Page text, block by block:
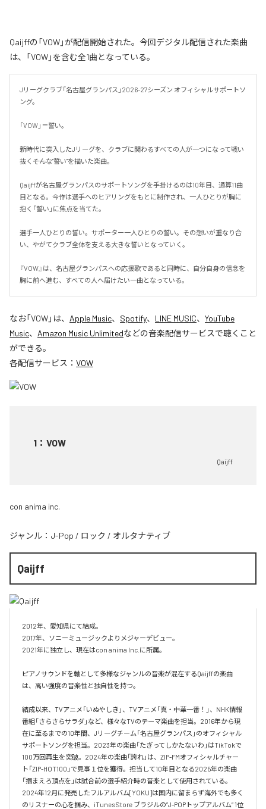
Qaijffの「VOW」が配信開始された。今回デジタル配信された楽曲
は、「VOW」を含む全1曲となっている。
Jリーグクラブ「名古屋グランパス」2026-27シーズン オフィシャルサポートソ
ング。
「VOW」＝誓い。
新時代に突入したJリーグを、クラブに関わるすべての人が一つになって戦い
抜く――そんな"誓い"を描いた楽曲。
Qaijffが名古屋グランパスのサポートソングを手掛けるのは10年目、通算11曲
目となる。今作は選手へのヒアリングをもとに制作され、一人ひとりが胸に
抱く「誓い」に焦点を当てた。
選手一人ひとりの誓い。サポーター一人ひとりの誓い。その想いが重なり合
い、やがてクラブ全体を支える大きな誓いとなっていく。
『VOW』は、名古屋グランパスへの応援歌であると同時に、自分自身の信念を
胸に前へ進む、すべての人へ届けたい一曲となっている。
なお「VOW」は、 Apple Music、 Spotify、 LINE MUSIC、 YouTube
Music、 Amazon Music Unlimitedなどの音楽配信サービスで聴くこと
ができる。
各配信サービス： VOW
1 ： VOW
Qaijff
con anima inc.
ジャンル： J-Pop / ロック / オルタナティブ
Qaijff
2012年、愛知県にて結成。
2017年、ソニーミュージックよりメジャーデビュー。
2021年に独立し、現在はcon anima Inc.に所属。
ピアノサウンドを軸として多様なジャンルの音楽が混在するQaijffの楽曲
は、高い強度の音楽性と独自性を持つ。
結成以来、TVアニメ「いぬやしき」、TVアニメ「真・中華一番！」、NHK情報
番組「さらさらサラダ」など、様々なTVのテーマ楽曲を担当。2016年から現
在に至るまでの10年間、Jリーグチーム「名古屋グランパス」のオフィシャル
サポートソングを担当。2023年の楽曲「たぎってしかたないわ」はTikTokで
100万回再生を突破。2024年の楽曲「誇れ」は、ZIP-FMオフィシャルチャー
ト「ZIP-HOT100」で見事１位を獲得。担当して10年目となる2025年の楽曲
「掴まえろ頂点を」は試合前の選手紹介時の音楽として使用されている。
2024年12月に発売したフルアルバム[YOKU]は国内に留まらず海外でも多く
のリスナーの心を掴み、iTunes Store ブラジルの”J-POPトップアルバム” 1位